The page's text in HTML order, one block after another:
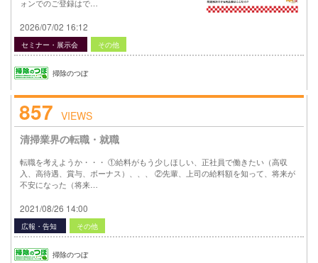
ォンでのご登録はで…
2026/07/02 16:12
セミナー・展示会 その他
掃除のつぼ
857 VIEWS
清掃業界の転職・就職
転職を考えようか・・・ ①給料がもう少しほしい、正社員で働きたい（高収
入、高待遇、賞与、ボーナス）、、、 ②先輩、上司の給料額を知って、将来が
不安になった（将来…
2021/08/26 14:00
広報・告知 その他
掃除のつぼ